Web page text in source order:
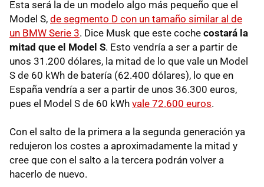
Esta será la de un modelo algo más pequeño que el
Model S, de segmento D con un tamaño similar al de
un BMW Serie 3. Dice Musk que este coche costará la
mitad que el Model S. Esto vendría a ser a partir de
unos 31.200 dólares, la mitad de lo que vale un Model
S de 60 kWh de batería (62.400 dólares), lo que en
España vendría a ser a partir de unos 36.300 euros,
pues el Model S de 60 kWh vale 72.600 euros.
Con el salto de la primera a la segunda generación ya
redujeron los costes a aproximadamente la mitad y
cree que con el salto a la tercera podrán volver a
hacerlo de nuevo.